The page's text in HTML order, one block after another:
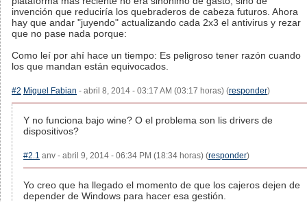
invención que reduciría los quebraderos de cabeza futuros. Ahora
hay que andar "juyendo" actualizando cada 2x3 el antivirus y rezar
que no pase nada porque:
Como leí por ahí hace un tiempo: Es peligroso tener razón cuando
los que mandan están equivocados.
#2 Miguel Fabian - abril 8, 2014 - 03:17 AM (03:17 horas) (responder)
Y no funciona bajo wine? O el problema son lis drivers de
dispositivos?
#2.1 anv - abril 9, 2014 - 06:34 PM (18:34 horas) (responder)
Yo creo que ha llegado el momento de que los cajeros dejen de
depender de Windows para hacer esa gestión.